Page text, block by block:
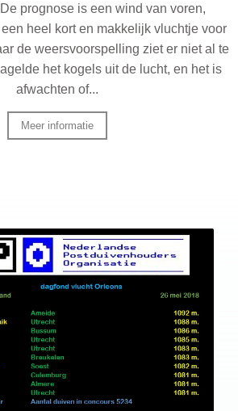
prognose is een wind van voren,
heel kort en makkelijk vluchtje voor
de weersvoorspelling ziet er niet al te
het kogels uit de lucht, en het is
afwachten of...
Meer informatie